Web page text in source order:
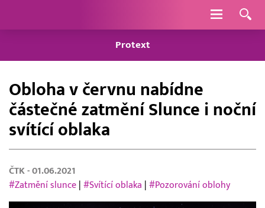
Navigace
Protext
Obloha v červnu nabídne
částečné zatmění Slunce i noční
svítící oblaka
ČTK - 01.06.2021
#Zatmění slunce #Svítící oblaka #Pozorování oblohy